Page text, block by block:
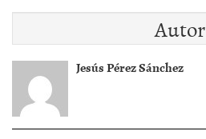
Autor
Jesús Pérez Sánchez